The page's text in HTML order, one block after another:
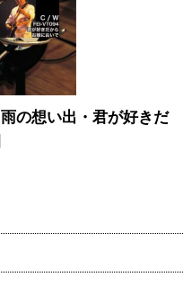
の想い出・君が好きだ